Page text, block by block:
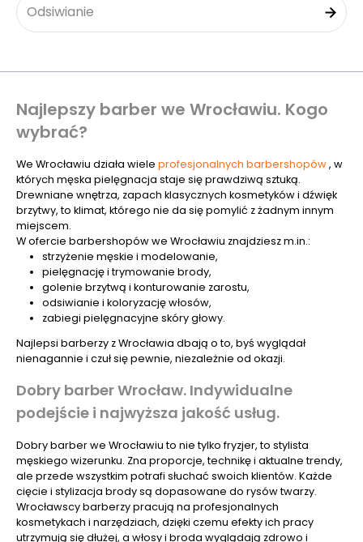
Odsiwianie
Najlepszy barber we Wrocławiu. Kogo
wybrać?
We Wrocławiu działa wiele profesjonalnych barbershopów, w
których męska pielęgnacja staje się prawdziwą sztuką.
Drewniane wnętrza, zapach klasycznych kosmetyków i dźwięk
brzytwy, to klimat, którego nie da się pomylić z żadnym innym
miejscem.
W ofercie barbershopów we Wrocławiu znajdziesz m.in.:
strzyżenie męskie i modelowanie,
pielęgnację i trymowanie brody,
golenie brzytwą i konturowanie zarostu,
odsiwianie i koloryzację włosów,
zabiegi pielęgnacyjne skóry głowy.
Najlepsi barberzy z Wrocławia dbają o to, byś wyglądał
nienagannie i czuł się pewnie, niezależnie od okazji.
Dobry barber Wrocław. Indywidualne
podejście i najwyższa jakość usług.
Dobry barber we Wrocławiu to nie tylko fryzjer, to stylista
męskiego wizerunku. Zna proporcje, technikę i aktualne trendy,
ale przede wszystkim potrafi słuchać swoich klientów. Każde
cięcie i stylizacja brody są dopasowane do rysów twarzy.
Wrocławscy barberzy pracują na profesjonalnych
kosmetykach i narzędziach, dzięki czemu efekty ich pracy
utrzymują się dłużej, a włosy i broda wyglądają zdrowo i